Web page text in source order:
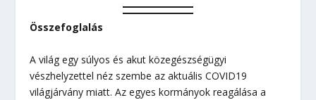
Összefoglalás
A világ egy súlyos és akut közegészségügyi
vészhelyzettel néz szembe az aktuális COVID19
világjárvány miatt. Az egyes kormányok reagálása a